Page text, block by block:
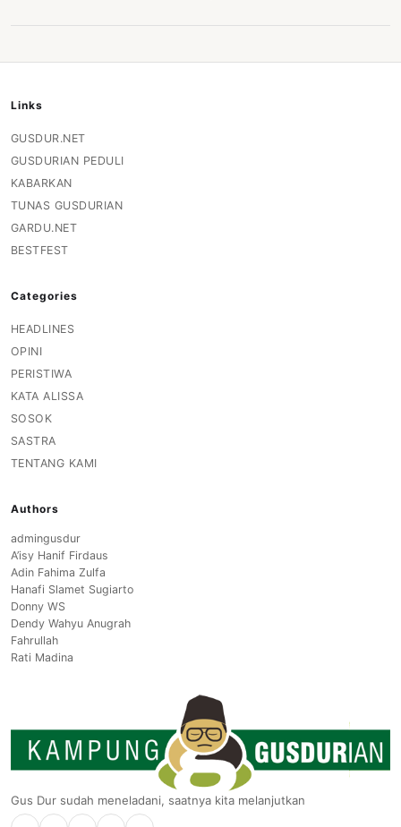
Links
GUSDUR.NET
GUSDURIAN PEDULI
KABARKAN
TUNAS GUSDURIAN
GARDU.NET
BESTFEST
Categories
HEADLINES
OPINI
PERISTIWA
KATA ALISSA
SOSOK
SASTRA
TENTANG KAMI
Authors
admingusdur
A’isy Hanif Firdaus
Adin Fahima Zulfa
Hanafi Slamet Sugiarto
Donny WS
Dendy Wahyu Anugrah
Fahrullah
Rati Madina
Gus Dur sudah meneladani, saatnya kita melanjutkan